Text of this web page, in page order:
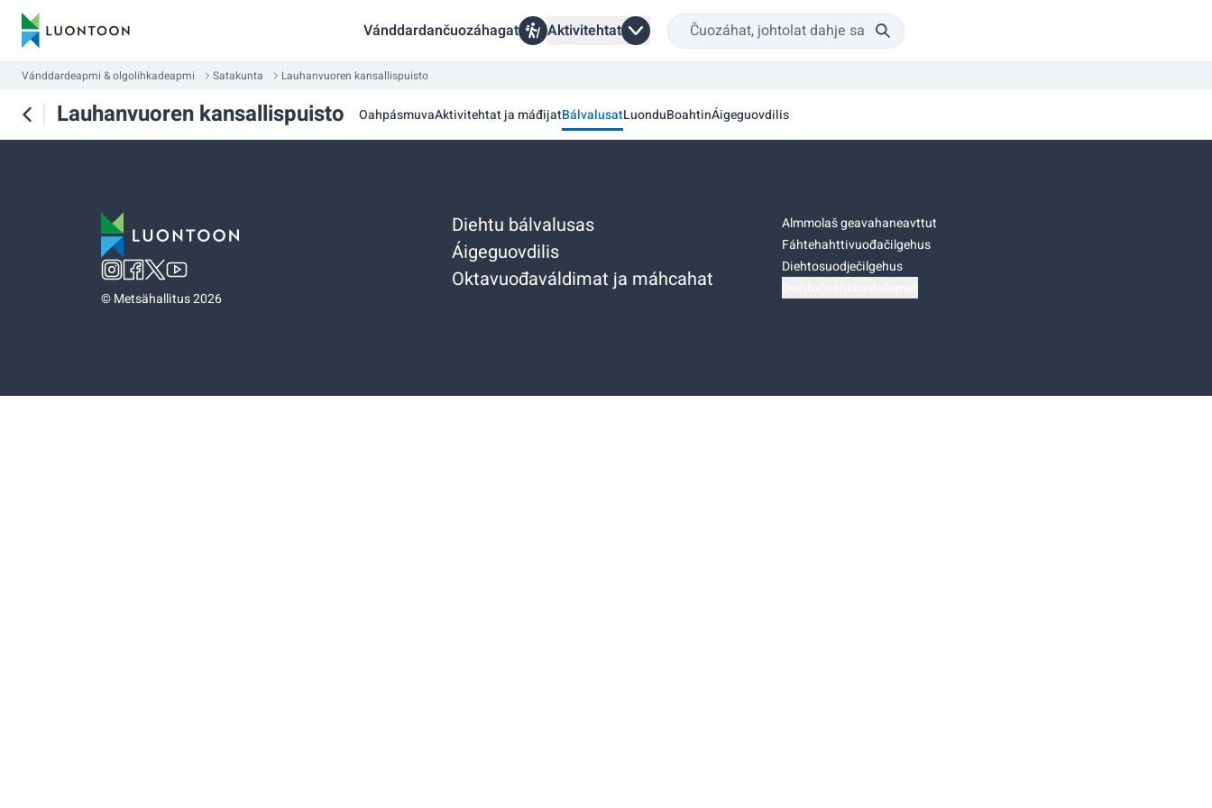
Vánddardančuozáhagat Aktivitehtat
Vánddardeapmi & olgolihkadeapmi Satakunta Lauhanvuoren kansallispuisto
Lauhanvuoren kansallispuisto OahpásmuvaAktivitehtat ja máđijatBálvalusatLuonduBoahtinÁigeguovdilis
©Metsähallitus 2026
Diehtu bálvalusas
Áigeguovdilis
Oktavuođaváldimat ja máhcahat
Almmolaš geavahaneavttut
Fáhtehahttivuođačilgehus
Diehtosuodječilgehus